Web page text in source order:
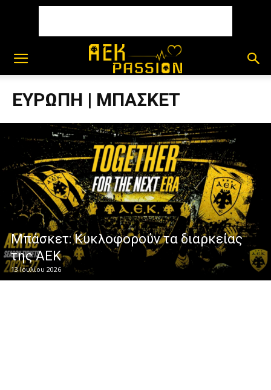
ΕΥΡΩΠΗ | ΜΠΑΣΚΕΤ
Μπάσκετ: Κυκλοφορούν τα διαρκείας
της ΑΕΚ
13 Ιουλίου 2026